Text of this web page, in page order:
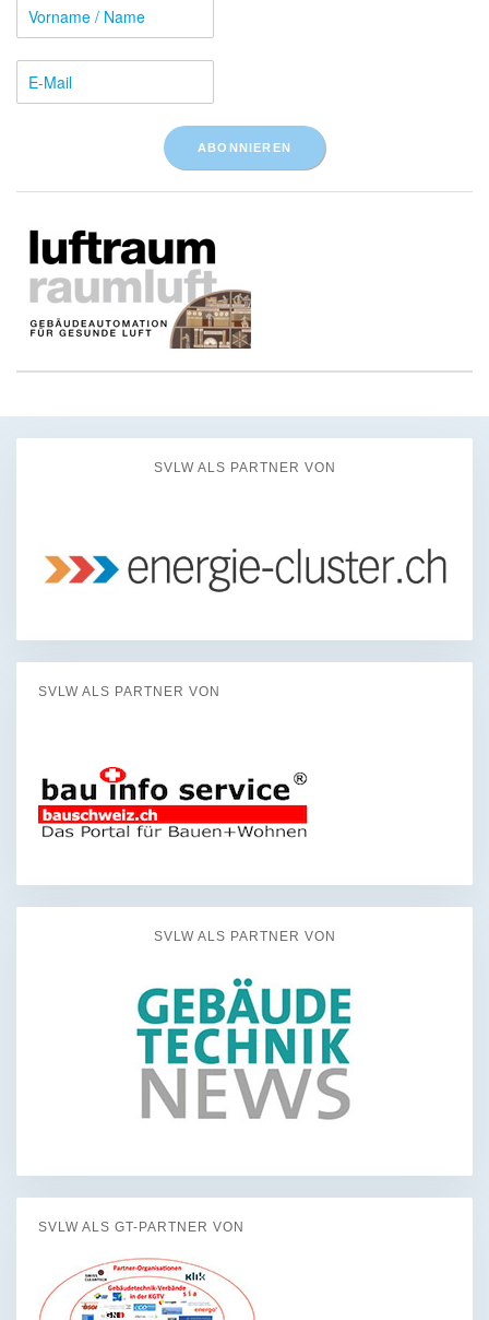
SVLW ALS PARTNER VON
SVLW ALS PARTNER VON
SVLW ALS PARTNER VON
SVLW ALS GT-PARTNER VON